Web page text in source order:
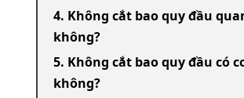
4. Không cắt bao quy đầu
không?
5. Không cắt bao quy đầu có
không?